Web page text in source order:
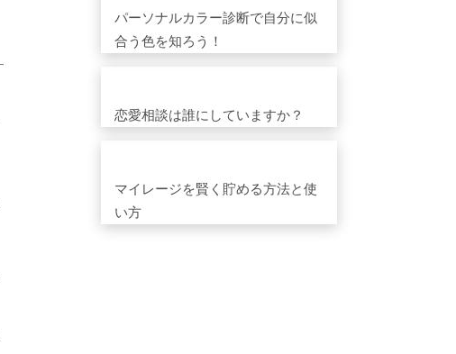
パーソナルカラー診断で自分に似
合う色を知ろう！
恋愛相談は誰にしていますか？
マイレージを賢く貯める方法と使
い方